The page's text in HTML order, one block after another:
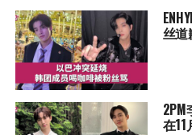
丝道
在11